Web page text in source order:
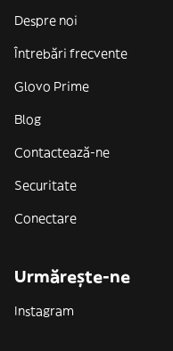
Despre noi
Întrebări frecvente
Glovo Prime
Blog
Contactează-ne
Securitate
Conectare
Urmărește-ne
Instagram